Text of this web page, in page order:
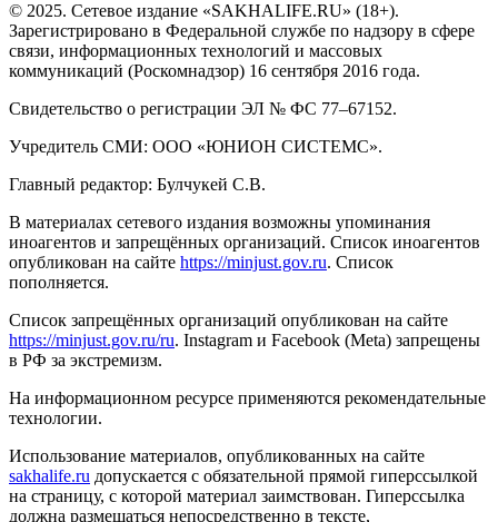
© 2025. Сетевое издание «SAKHALIFE.RU» (18+).
Зарегистрировано в Федеральной службе по надзору в сфере
связи, информационных технологий и массовых
коммуникаций (Роскомнадзор) 16 сентября 2016 года.
Свидетельство о регистрации ЭЛ № ФС 77–67152.
Учредитель СМИ: ООО «ЮНИОН СИСТЕМС».
Главный редактор: Булчукей С.В.
В материалах сетевого издания возможны упоминания
иноагентов и запрещённых организаций. Список иноагентов
опубликован на сайте https://minjust.gov.ru. Список
пополняется.
Список запрещённых организаций опубликован на сайте
https://minjust.gov.ru/ru. Instagram и Facebook (Metа) запрещены
в РФ за экстремизм.
На информационном ресурсе применяются рекомендательные
технологии.
Использование материалов, опубликованных на сайте
sakhalife.ru допускается с обязательной прямой гиперссылкой
на страницу, с которой материал заимствован. Гиперссылка
должна размещаться непосредственно в тексте,